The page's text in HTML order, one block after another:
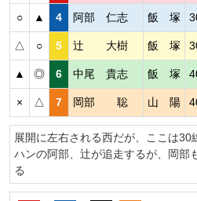
○ ▲ 4 阿部 仁志 飯 塚
△ ○ 5 辻 大樹 飯 塚
▲ ◎ 6 中尾 貴志 飯 塚
× △ 7 岡部 聡 山 陽
展開に左右される西だが、ここは30
ハンの阿部、辻が追走するが、岡部
る